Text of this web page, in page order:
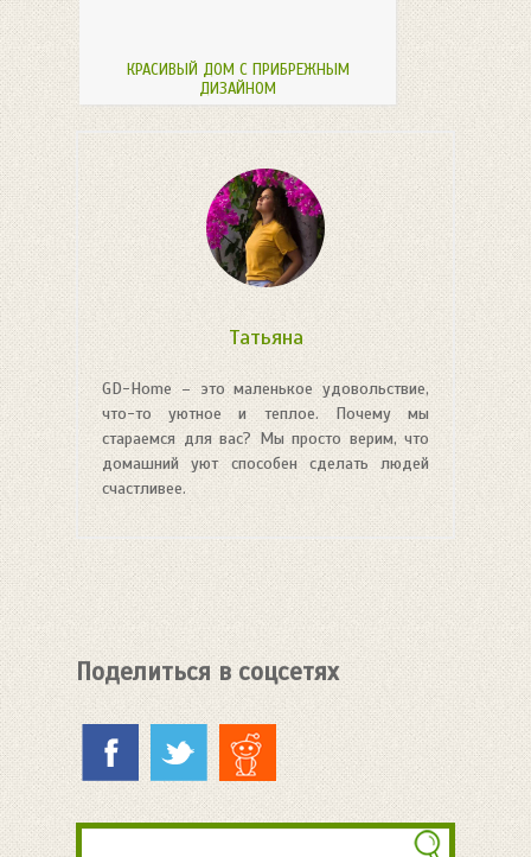
КРАСИВЫЙ ДОМ С ПРИБРЕЖНЫМ
ДИЗАЙНОМ
Татьяна
GD-Home – это маленькое удовольствие,
что-то уютное и теплое. Почему мы
стараемся для вас? Мы просто верим, что
домашний уют способен сделать людей
счастливее.
Поделиться в соцсетях